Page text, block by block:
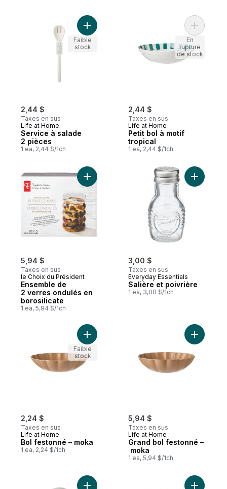
2,44 $
Taxes en sus
Life at Home
Service à salade
2 pièces
1 ea, 2,44 $/1ch
Ajouter Service à salade 2 pièces au
Faible
stock
2,44 $
Taxes en sus
Life at Home
Petit bol à motif
tropical
1 ea, 2,44 $/1ch
Ajouter
En
rupture
de stock
5,94 $
Taxes en sus
le Choix du Président
Ensemble de
2 verres ondulés en
borosilicate
1 ea, 5,94 $/1ch
Ajouter Ensemble de 2 verres ondulés
3,00 $
Taxes en sus
Everyday Essentials
Salière et poivrière
1 ea, 3,00 $/1ch
Ajouter
2,24 $
Taxes en sus
Life at Home
Bol festonné – moka
1 ea, 2,24 $/1ch
Ajouter Bol festonné – moka au panier
Faible
stock
5,94 $
Taxes en sus
Life at Home
Grand bol festonné –
moka
1 ea, 5,94 $/1ch
Ajouter